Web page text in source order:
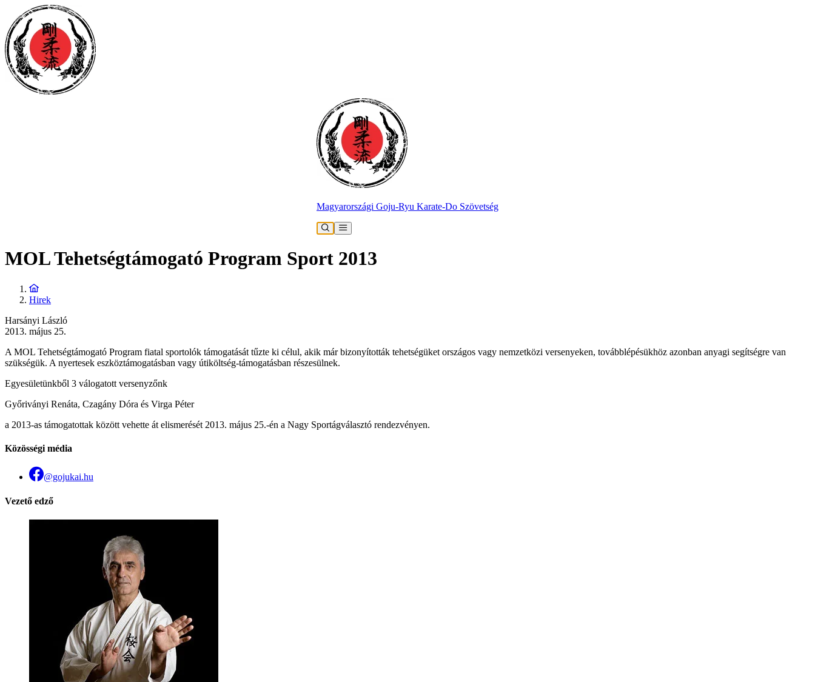
Magyarországi Goju-Ryu Karate-Do Szövetség
MOL Tehetségtámogató Program Sport 2013
Hirek
Harsányi László
2013. május 25.
A MOL Tehetségtámogató Program fiatal sportolók támogatását tűzte ki célul, akik már bizonyították tehetségüket országos vagy nemzetközi versenyeken, továbblépésükhöz azonban anyagi segítségre van
szükségük. A nyertesek eszköztámogatásban vagy útiköltség-támogatásban részesülnek.
Egyesületünkből 3 válogatott versenyzőnk
Győriványi Renáta, Czagány Dóra és Virga Péter
a 2013-as támogatottak között vehette át elismerését 2013. május 25.-én a Nagy Sportágválasztó rendezvényen.
Közösségi média
@gojukai.hu
Vezető edző